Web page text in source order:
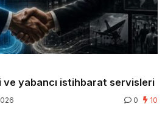
yabancı istihbarat servisleri
0 10